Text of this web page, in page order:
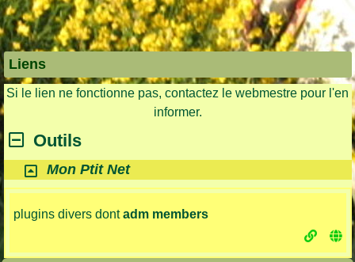
Liens
Si le lien ne fonctionne pas, contactez le webmestre pour l'en
informer.
Outils
Mon Ptit Net
plugins divers dontadm members